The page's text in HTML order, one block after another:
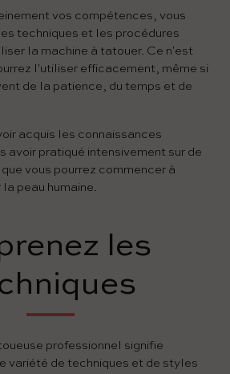
vos compétences, vous
techniques et les procédures
la machine à tatouer. Ce n'est
l'utiliser efficacement, même si
de la patience, du temps et de
acquis les connaissances
avoir pratiqué intensivement sur de
vous pourrez commencer à
peau humaine.
les
professionnel signifie
variété de techniques et de styles